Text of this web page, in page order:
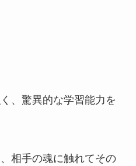
、驚異的な学習能力を
相手の魂に触れてその